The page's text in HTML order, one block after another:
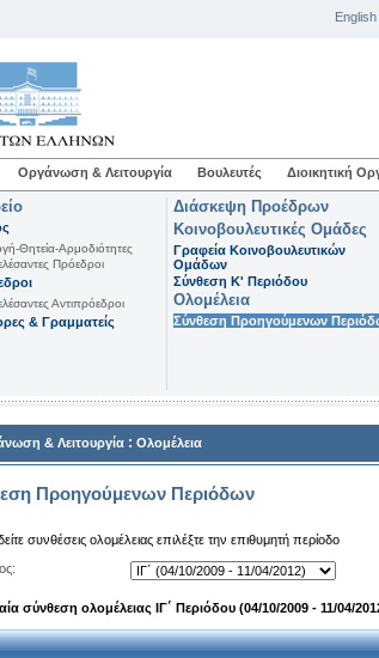
English
Οργάνωση & Λειτουργία Βουλευτές Διοικητική
Θητεία-Αρμοδιότητες
Πρόεδροι
Αντιπρόεδροι
& Γραμματείς
Διάσκεψη Προέδρων
Κοινοβουλευτικές Ομάδες
Γραφεία Κοινοβουλευτικών
Ομάδων
Σύνθεση K' Περιόδου
Ολομέλεια
Σύνθεση Προηγούμενων
& Λειτουργία : Ολομέλεια
Προηγούμενων Περιόδων
συνθέσεις ολομέλειας επιλέξτε την επιθυμητή περίοδο
σύνθεση ολομέλειας ΙΓ΄ Περιόδου (04/10/2009 - 11/04/